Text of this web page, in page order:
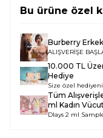
Bu ürüne özel
Burberry
ALIŞVERİŞE
10.000 TL
Hediye
Size özel
Tüm
ml Kadın
Dlays 2 ml